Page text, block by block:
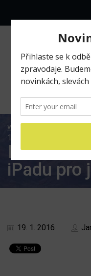
www.ilumio.cz
19 – Která verze iPadu
Den 19 –
iPadu pro
19. 1. 2016